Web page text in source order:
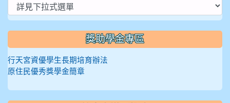
獎助學金專區
行天宮資優學生長期培育辦法
原住民優秀獎學金簡章